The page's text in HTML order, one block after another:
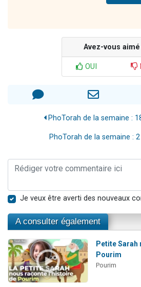
Avez-vous aimé
OUI
PhoTorah de la semaine :
PhoTorah de la semaine :
Je veux être averti des nouveaux
A consulter également
Petite
Pourim
Pourim